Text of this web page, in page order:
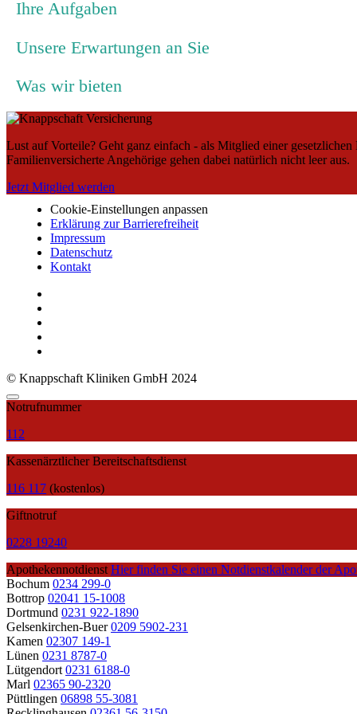
Ihre Aufgaben
Unsere Erwartungen an Sie
Was wir bieten
Lust auf Vorteile? Geht ganz einfach - als Mitglied einer gesetzlichen
Familienversicherte Angehörige gehen dabei natürlich nicht leer aus.
Jetzt Mitglied werden
Cookie-Einstellungen anpassen
Erklärung zur Barrierefreiheit
Impressum
Datenschutz
Kontakt
© Knappschaft Kliniken GmbH 2024
Notrufnummer
112
Kassenärztlicher Bereitschaftsdienst
116 117 (kostenlos)
Giftnotruf
0228 19240
Apothekennotdienst Hier finden Sie einen Notdienstkalender der
Bochum 0234 299-0
Bottrop 02041 15-1008
Dortmund 0231 922-1890
Gelsenkirchen-Buer 0209 5902-231
Kamen 02307 149-1
Lünen 0231 8787-0
Lütgendort 0231 6188-0
Marl 02365 90-2320
Püttlingen 06898 55-3081